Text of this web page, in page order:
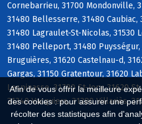
Afin de vous offrir la meilleure
des cookies : pour assurer une
récolter des statistiques afin
Cornebarrieu, 31700 Mondonville,
31480 Bellesserre, 31480 Caubiac,
31480 Lagraulet-St-Nicolas, 31530
31480 Pelleport, 31480 Puysségur,
Bruguières, 31620 Castelnau-d,
Gargas, 31150 Gratentour, 31620
Lespinasse, 31790 St-Jory, 31620
31340 Vacquiers, 31380 Villariès,